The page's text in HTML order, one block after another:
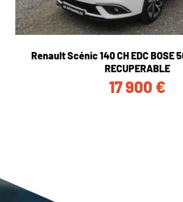
Renault Scénic 140 CH EDC BOSE
RECUPERABLE
17 900 €